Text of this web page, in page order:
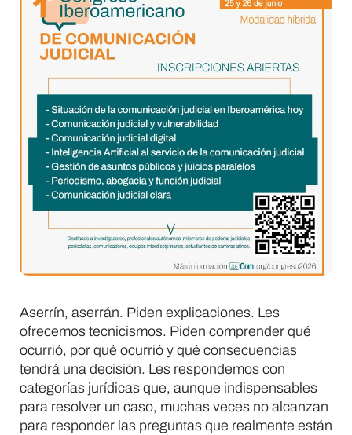
Aserrín, aserrán. Piden explicaciones. Les
ofrecemos tecnicismos. Piden comprender qué
ocurrió, por qué ocurrió y qué consecuencias
tendrá una decisión. Les respondemos con
categorías jurídicas que, aunque indispensables
para resolver un caso, muchas veces no alcanzan
para responder las preguntas que realmente están